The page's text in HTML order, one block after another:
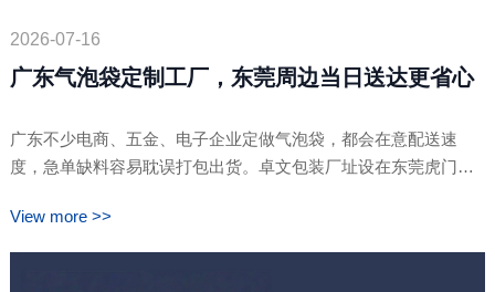
2026-07-16
广东气泡袋定制工厂，东莞周边当日送达更省心
广东不少电商、五金、电子企业定做气泡袋，都会在意配送速
度，急单缺料容易耽误打包出货。卓文包装厂址设在东莞虎门，
送达。工厂自有气泡袋生产线，常规款式长期备货，加厚、覆
膜、防静电等特殊规格支持按需定制。采购可上门看样、现场调
View more >>